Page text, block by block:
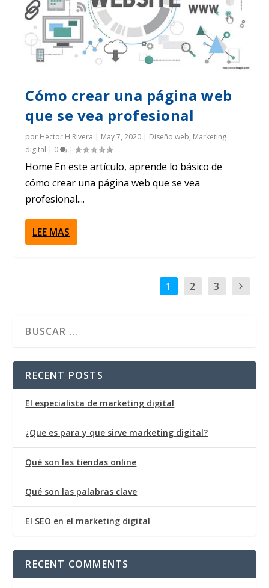
Cómo crear una página web
que se vea profesional
por Hector H Rivera | May 7, 2020 | Diseño web, Marketing
digital | 0 |
Home En este artículo, aprende lo básico de
cómo crear una página web que se vea
profesional....
LEE MAS
1 2 3
RECENT POSTS
El especialista de marketing digital
¿Que es para y que sirve marketing digital?
Qué son las tiendas online
Qué son las palabras clave
El SEO en el marketing digital
RECENT COMMENTS